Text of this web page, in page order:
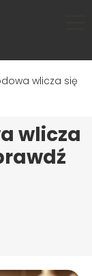
wlicza się
wlicza